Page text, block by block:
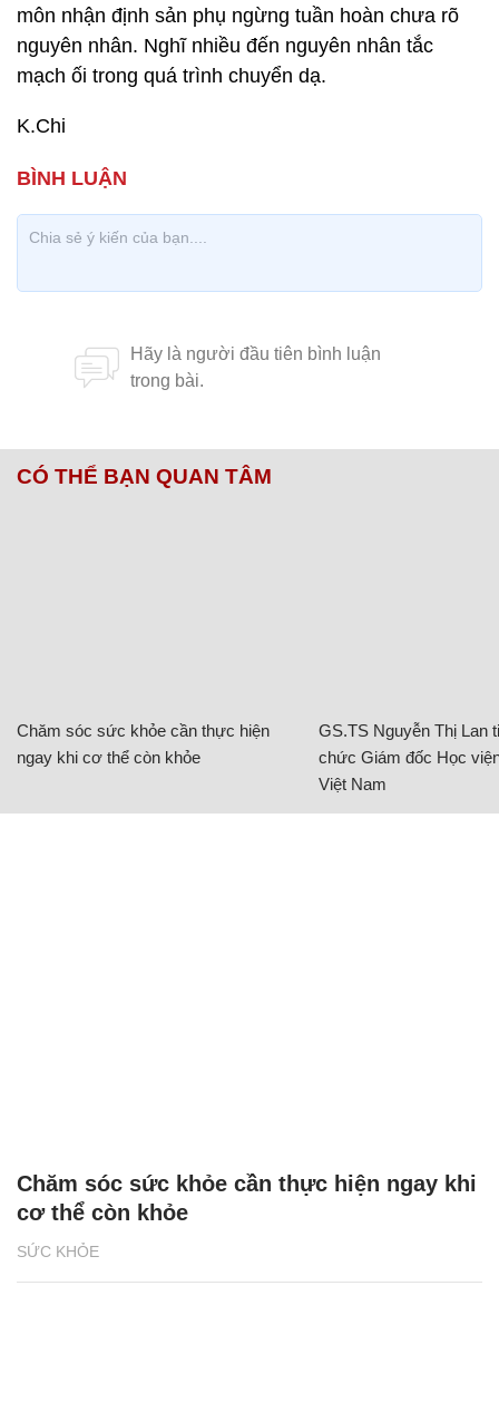
môn nhận định sản phụ ngừng tuần hoàn chưa rõ
nguyên nhân. Nghĩ nhiều đến nguyên nhân tắc
mạch ối trong quá trình chuyển dạ.
K.Chi
CÓ THỂ BẠN QUAN TÂM
Chăm sóc sức khỏe cần thực hiện
ngay khi cơ thể còn khỏe
GS.TS Nguyễn Thị Lan
chức Giám đốc Học
Việt Nam
SỨC KHỎE
Chăm sóc sức khỏe cần thực hiện ngay khi
cơ thể còn khỏe